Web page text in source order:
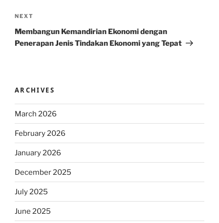
Next
Post
NEXT
Membangun Kemandirian Ekonomi dengan
Penerapan Jenis Tindakan Ekonomi yang Tepat
ARCHIVES
March 2026
February 2026
January 2026
December 2025
July 2025
June 2025